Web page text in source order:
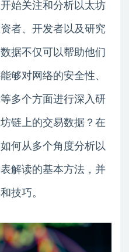
始关注和分析以太坊
者、开发者以及研究
据不仅可以帮助他们
够对网络的安全性、
多个方面进行深入研
链上的交易数据？在
何从多个角度分析以
解读的基本方法，并
技巧。